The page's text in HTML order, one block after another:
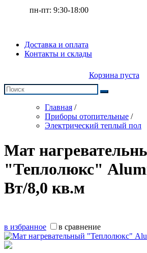
пн-пт: 9:30-18:00
Доставка и оплата
Контакты и склады
Корзина пуста
Главная /
Приборы отопительные /
Электрический теплый пол
Мат
"Теплолюкс"
Вт/8,0 кв.м
в избранное в сравнение